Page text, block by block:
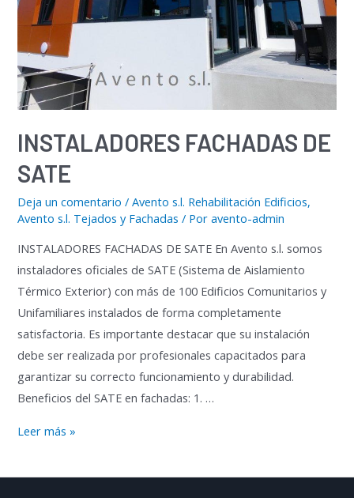
INSTALADORES FACHADAS DE
SATE
Deja un comentario /Avento s.l. Rehabilitación Edificios,
Avento s.l. Tejados y Fachadas / Poravento-admin
INSTALADORES FACHADAS DE SATE En Avento s.l. somos
instaladores oficiales de SATE (Sistema de Aislamiento
Térmico Exterior) con más de 100 Edificios Comunitarios y
Unifamiliares instalados de forma completamente
satisfactoria. Es importante destacar que su instalación
debe ser realizada por profesionales capacitados para
garantizar su correcto funcionamiento y durabilidad.
Beneficios del SATE en fachadas: 1. …
INSTALADORES
Leer más »